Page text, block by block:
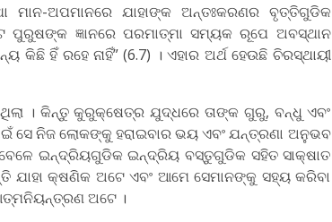
ମାନ-ଅପମାନରେ ଯାହାଙ୍କ ଅନ୍ତଃକରଣର ବୃତ୍ତିଗୁଡିକ
ପୁରୁଷଙ୍କ ଜ୍ଞାନରେ ପରମାତ୍ମା ସମ୍ୟକ ରୂପେ ଅବସ୍ଥାନ
କିଛି ହିଁ ରହେ ନାହିଁ” (6.7) । ଏହାର ଅର୍ଥ ହେଉଛି ଚିରସ୍ଥାୟୀ
। କିନ୍ତୁ କୁରୁକ୍ଷେତ୍ର ଯୁଦ୍ଧରେ ତାଙ୍କ ଗୁରୁ, ବନ୍ଧୁ ଏବଂ
ସେ ନିଜ ଲୋକଙ୍କୁ ହରାଇବାର ଭୟ ଏବଂ ଯନ୍ତ୍ରଣା ଅନୁଭବ
ଇନ୍ଦ୍ରିୟଗୁଡିକ ଇନ୍ଦ୍ରିୟ ବସ୍ତୁଗୁଡିକ ସହିତ ସାକ୍ଷାତ
କ୍ଷଣିକ ଅଟେ ଏବଂ ଆମେ ସେମାନଙ୍କୁ ସହ୍ୟ କରିବା
ଅଟେ ।